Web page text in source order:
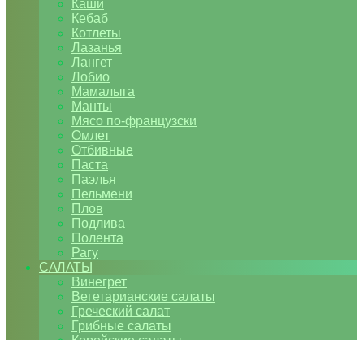
Каши
Кебаб
Котлеты
Лазанья
Лангет
Лобио
Мамалыга
Манты
Мясо по-французски
Омлет
Отбивные
Паста
Паэлья
Пельмени
Плов
Подлива
Полента
Рагу
САЛАТЫ
Винегрет
Вегетарианские салаты
Греческий салат
Грибные салаты